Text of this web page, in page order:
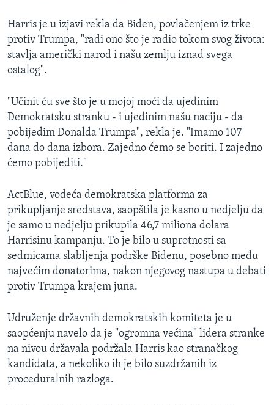
Harris je u izjavi rekla da Biden, povlačenjem iz trke
protiv Trumpa, "radi ono što je radio tokom svog života:
stavlja američki narod i našu zemlju iznad svega
ostalog".
"Učinit ću sve što je u mojoj moći da ujedinim
Demokratsku stranku - i ujedinim našu naciju - da
pobijedim Donalda Trumpa", rekla je. "Imamo 107
dana do dana izbora. Zajedno ćemo se boriti. I zajedno
ćemo pobijediti."
ActBlue, vodeća demokratska platforma za
prikupljanje sredstava, saopštila je kasno u nedjelju da
je samo u nedjelju prikupila 46,7 miliona dolara
Harrisinu kampanju. To je bilo u suprotnosti sa
sedmicama slabljenja podrške Bidenu, posebno među
najvećim donatorima, nakon njegovog nastupa u debati
protiv Trumpa krajem juna.
Udruženje državnih demokratskih komiteta je u
saopćenju navelo da je "ogromna većina" lidera stranke
na nivou državala podržala Harris kao stranačkog
kandidata, a nekoliko ih je bilo suzdržanih iz
proceduralnih razloga.